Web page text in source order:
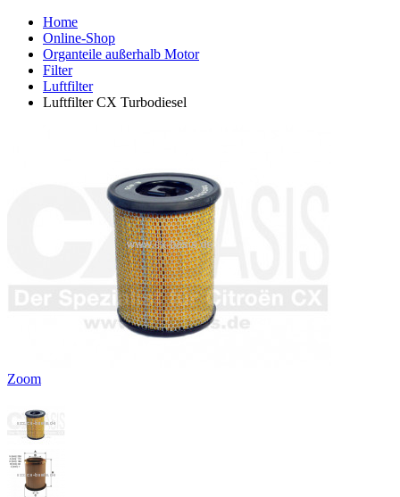
Home
Online-Shop
Organteile außerhalb Motor
Filter
Luftfilter
Luftfilter CX Turbodiesel
Zoom